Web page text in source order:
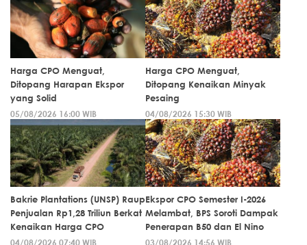
Harga CPO Menguat,
Ditopang Harapan Ekspor
yang Solid
05/08/2026 16:00 WIB
Harga CPO Menguat,
Ditopang Kenaikan Minyak
Pesaing
04/08/2026 15:30 WIB
Bakrie Plantations (UNSP) Raup
Penjualan Rp1,28 Triliun Berkat
Kenaikan Harga CPO
04/08/2026 07:40 WIB
Ekspor CPO Semester I-2026
Melambat, BPS Soroti Dampak
Penerapan B50 dan El Nino
03/08/2026 14:56 WIB